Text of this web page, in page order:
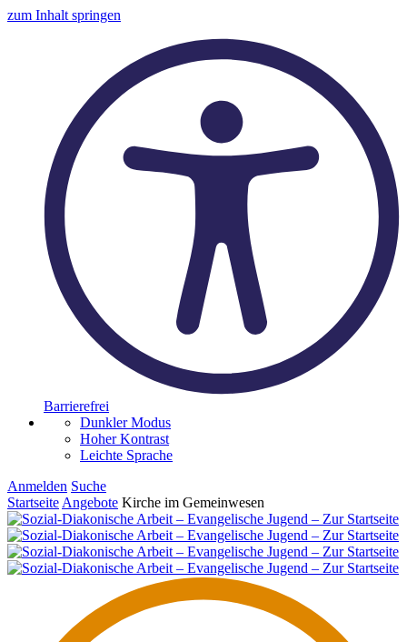
zum Inhalt springen
Barrierefrei
Dunkler Modus
Hoher Kontrast
Leichte Sprache
Anmelden Suche
Startseite Angebote Kirche im Gemeinwesen